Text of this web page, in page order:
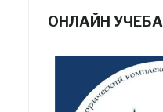
ОНЛАЙН УЧЕБА